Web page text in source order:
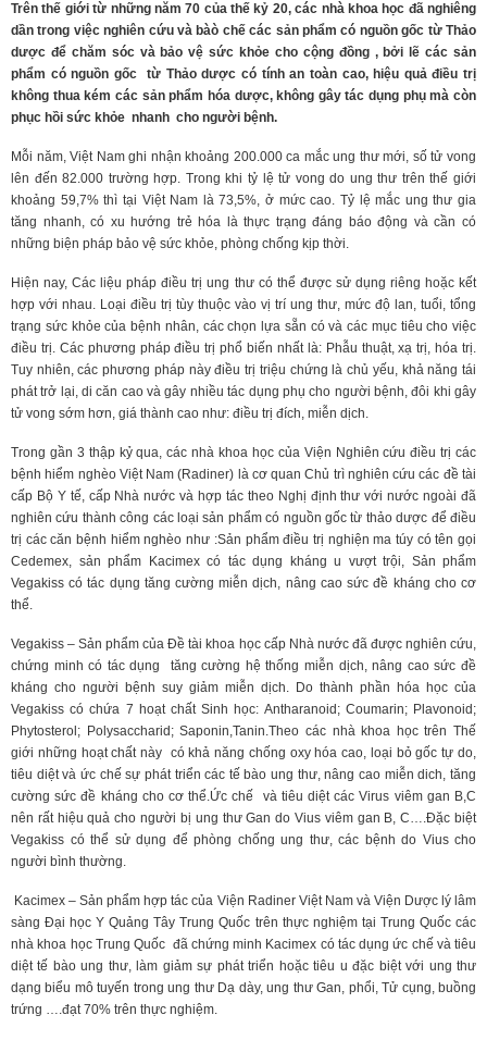
Trên thế giới từ những năm 70 của thế kỷ 20, các nhà khoa học đã nghiêng
dần trong việc nghiên cứu và bàò chế các sản phẩm có nguồn gốc từ Thảo
dược để chăm sóc và bảo vệ sức khỏe cho cộng đồng , bởi lẽ các sản
phẩm có nguồn gốc từ Thảo dược có tính an toàn cao, hiệu quả điều trị
không thua kém các sản phẩm hóa dược, không gây tác dụng phụ mà còn
phục hồi sức khỏe nhanh cho người bệnh.
Mỗi năm, Việt Nam ghi nhận khoảng 200.000 ca mắc ung thư mới, số tử vong
lên đến 82.000 trường hợp. Trong khi tỷ lệ tử vong do ung thư trên thế giới
khoảng 59,7% thì tại Việt Nam là 73,5%, ở mức cao. Tỷ lệ mắc ung thư gia
tăng nhanh, có xu hướng trẻ hóa là thực trạng đáng báo động và cần có
những biện pháp bảo vệ sức khỏe, phòng chống kịp thời.
Hiện nay, Các liệu pháp điều trị ung thư có thể được sử dụng riêng hoặc kết
hợp với nhau. Loại điều trị tùy thuộc vào vị trí ung thư, mức độ lan, tuổi, tổng
trạng sức khỏe của bệnh nhân, các chọn lựa sẵn có và các mục tiêu cho việc
điều trị. Các phương pháp điều trị phổ biến nhất là: Phẫu thuật, xạ trị, hóa trị.
Tuy nhiên, các phương pháp này điều trị triệu chứng là chủ yếu, khả năng tái
phát trở lại, di căn cao và gây nhiều tác dụng phụ cho người bệnh, đôi khi gây
tử vong sớm hơn, giá thành cao như: điều trị đích, miễn dịch.
Trong gần 3 thập kỷ qua, các nhà khoa học của Viện Nghiên cứu điều trị các
bệnh hiểm nghèo Việt Nam (Radiner) là cơ quan Chủ trì nghiên cứu các đề tài
cấp Bộ Y tế, cấp Nhà nước và hợp tác theo Nghị định thư với nước ngoài đã
nghiên cứu thành công các loại sản phẩm có nguồn gốc từ thảo dược để điều
trị các căn bệnh hiểm nghèo như :Sản phẩm điều trị nghiện ma túy có tên gọi
Cedemex, sản phẩm Kacimex có tác dụng kháng u vượt trội, Sản phẩm
Vegakiss có tác dụng tăng cường miễn dịch, nâng cao sức đề kháng cho cơ
thể.
Vegakiss – Sản phẩm của Đề tài khoa học cấp Nhà nước đã được nghiên cứu,
chứng minh có tác dụng tăng cường hệ thống miễn dịch, nâng cao sức đề
kháng cho người bệnh suy giảm miễn dịch. Do thành phần hóa học của
Vegakiss có chứa 7 hoạt chất Sinh học: Antharanoid; Coumarin; Plavonoid;
Phytosterol; Polysaccharid; Saponin,Tanin.Theo các nhà khoa học trên Thế
giới những hoạt chất này có khả năng chống oxy hóa cao, loại bỏ gốc tự do,
tiêu diệt và ức chế sự phát triển các tế bào ung thư, nâng cao miễn dich, tăng
cường sức đề kháng cho cơ thể.Ức chế và tiêu diệt các Virus viêm gan B,C
nên rất hiệu quả cho người bị ung thư Gan do Vius viêm gan B, C….Đặc biệt
Vegakiss có thể sử dụng để phòng chống ung thư, các bệnh do Vius cho
người bình thường.
Kacimex – Sản phẩm hợp tác của Viện Radiner Việt Nam và Viện Dược lý lâm
sàng Đại học Y Quảng Tây Trung Quốc trên thực nghiệm tại Trung Quốc các
nhà khoa học Trung Quốc đã chứng minh Kacimex có tác dụng ức chế và tiêu
diệt tế bào ung thư, làm giảm sự phát triển hoặc tiêu u đặc biệt với ung thư
dạng biểu mô tuyến trong ung thư Dạ dày, ung thư Gan, phổi, Tử cụng, buồng
trứng ….đạt 70% trên thực nghiệm.